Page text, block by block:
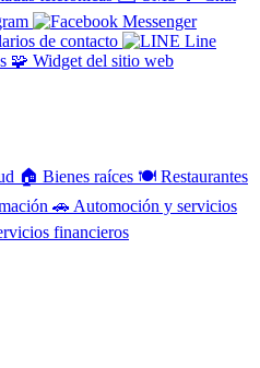
de contacto
Line
🧩 Widget del sitio web
🏠 Bienes raíces 🍽️ Restaurantes
🚗 Automoción y servicios
financieros